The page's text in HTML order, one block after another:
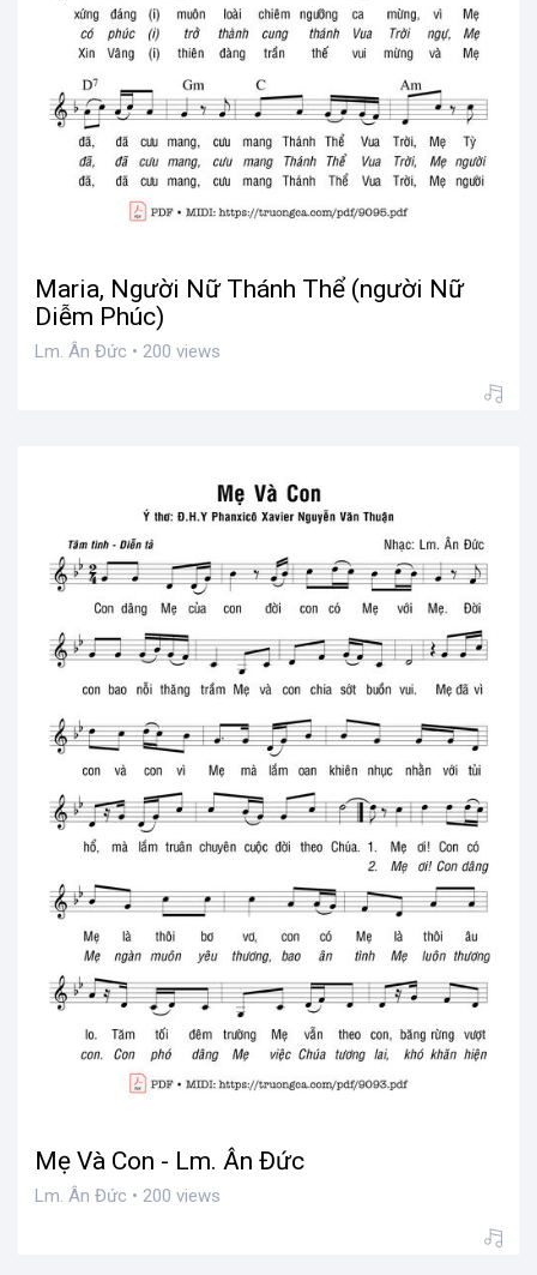
Thiên Chúa Giàu Lòng Thương Xót
Lm. Ân Đức • 200 views
Maria, Người Nữ Thánh Thể (người Nữ
Diễm Phúc)
Lm. Ân Đức • 200 views